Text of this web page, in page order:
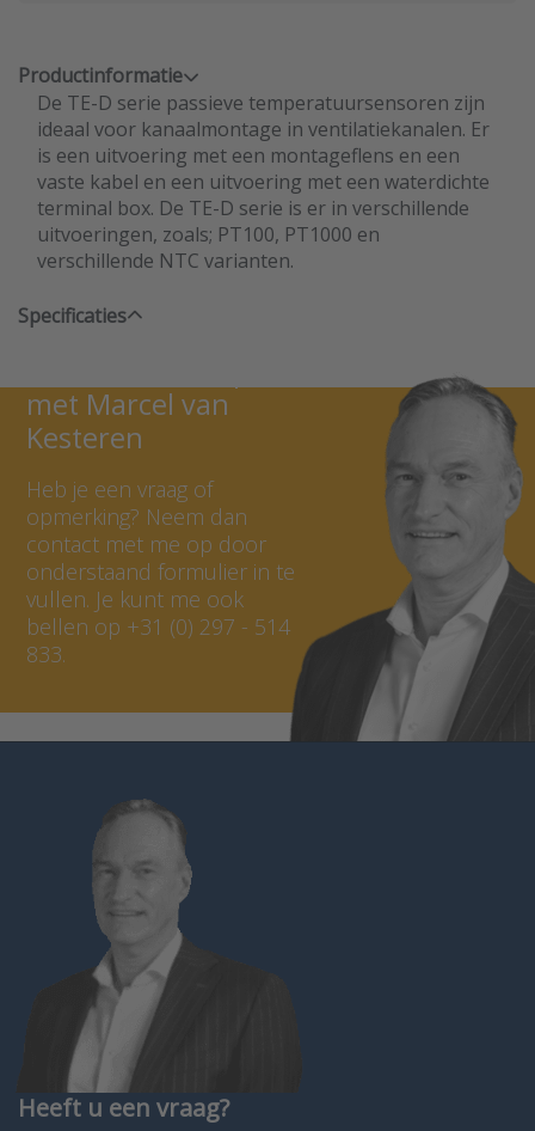
Productinformatie
De TE-D serie passieve temperatuursensoren zijn
ideaal voor kanaalmontage in ventilatiekanalen. Er
is een uitvoering met een montageflens en een
vaste kabel en een uitvoering met een waterdichte
terminal box. De TE-D serie is er in verschillende
uitvoeringen, zoals; PT100, PT1000 en
verschillende NTC varianten.
Specificaties
met Marcel van
Kesteren
Heb je een vraag of
opmerking? Neem dan
contact met me op door
onderstaand formulier in te
vullen. Je kunt me ook
bellen op +31 (0) 297 - 514
833.
Heeft u een vraag?